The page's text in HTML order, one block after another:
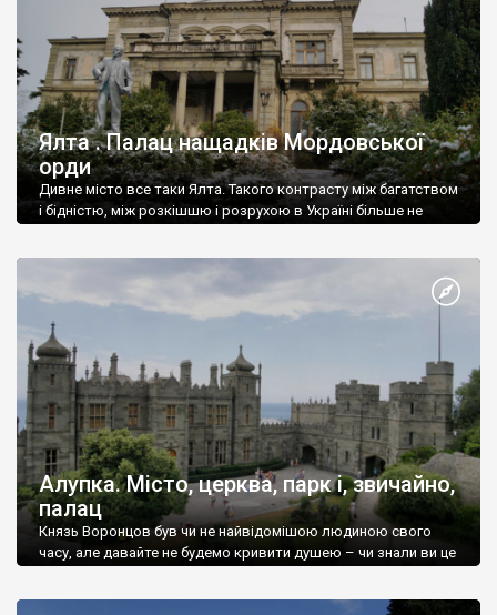
Ялта . Палац нащадків Мордовської
орди
Дивне місто все таки Ялта. Такого контрасту між багатством
і бідністю, між розкішшю і розрухою в Україні більше не
Алупка. Місто, церква, парк і, звичайно,
палац
Князь Воронцов був чи не найвідомішою людиною свого
часу, але давайте не будемо кривити душею – чи знали ви це